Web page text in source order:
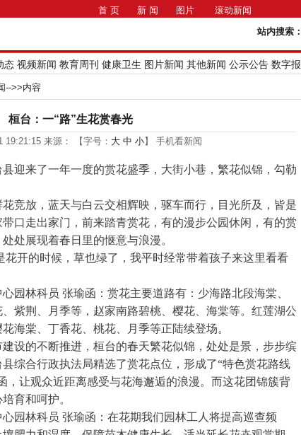
首 页 新 闻 图片
滚动新闻
站内搜索：
态 视频新闻 教育周刊 健康卫生 图片新闻 其他新闻 公示公告 数字报
-->>内容
桓台：一“路”生花赏春光
19:21:15 来源： 【字号： 大 中 小】 手机看新闻
迎来了一年一度的赏花盛季，大街小巷，繁花似锦，勾勒
竞放，蓝天与白云交相辉映，驱车而行，目光所及，皆是
口走出家门，前来踏青赏花，有的漫步公园休闲，有的赏
处展现着春日里的惬意与浪漫。
花开的时候，草也绿了，我平时经常带着孩子来这里看看
园林科员 张瑜函：赏花主要道路有：少海路北段海棠、
紫荆、月季等，赵家南路碧桃、樱花、海棠等。红莲湖公
海棠、丁香花、桃花、月季等正陆续登场。
设的不断推进，桓台的春天繁花似锦，处处是景，步步缤
综合行政执法局精选了赏花点位，形成了“特色赏花路线
，让观众近距离感受与花海邂逅的浪漫。而这花团锦簇背
育和呵护。
园林科员 张瑜函：在花期我们园林工人将提高巡查频